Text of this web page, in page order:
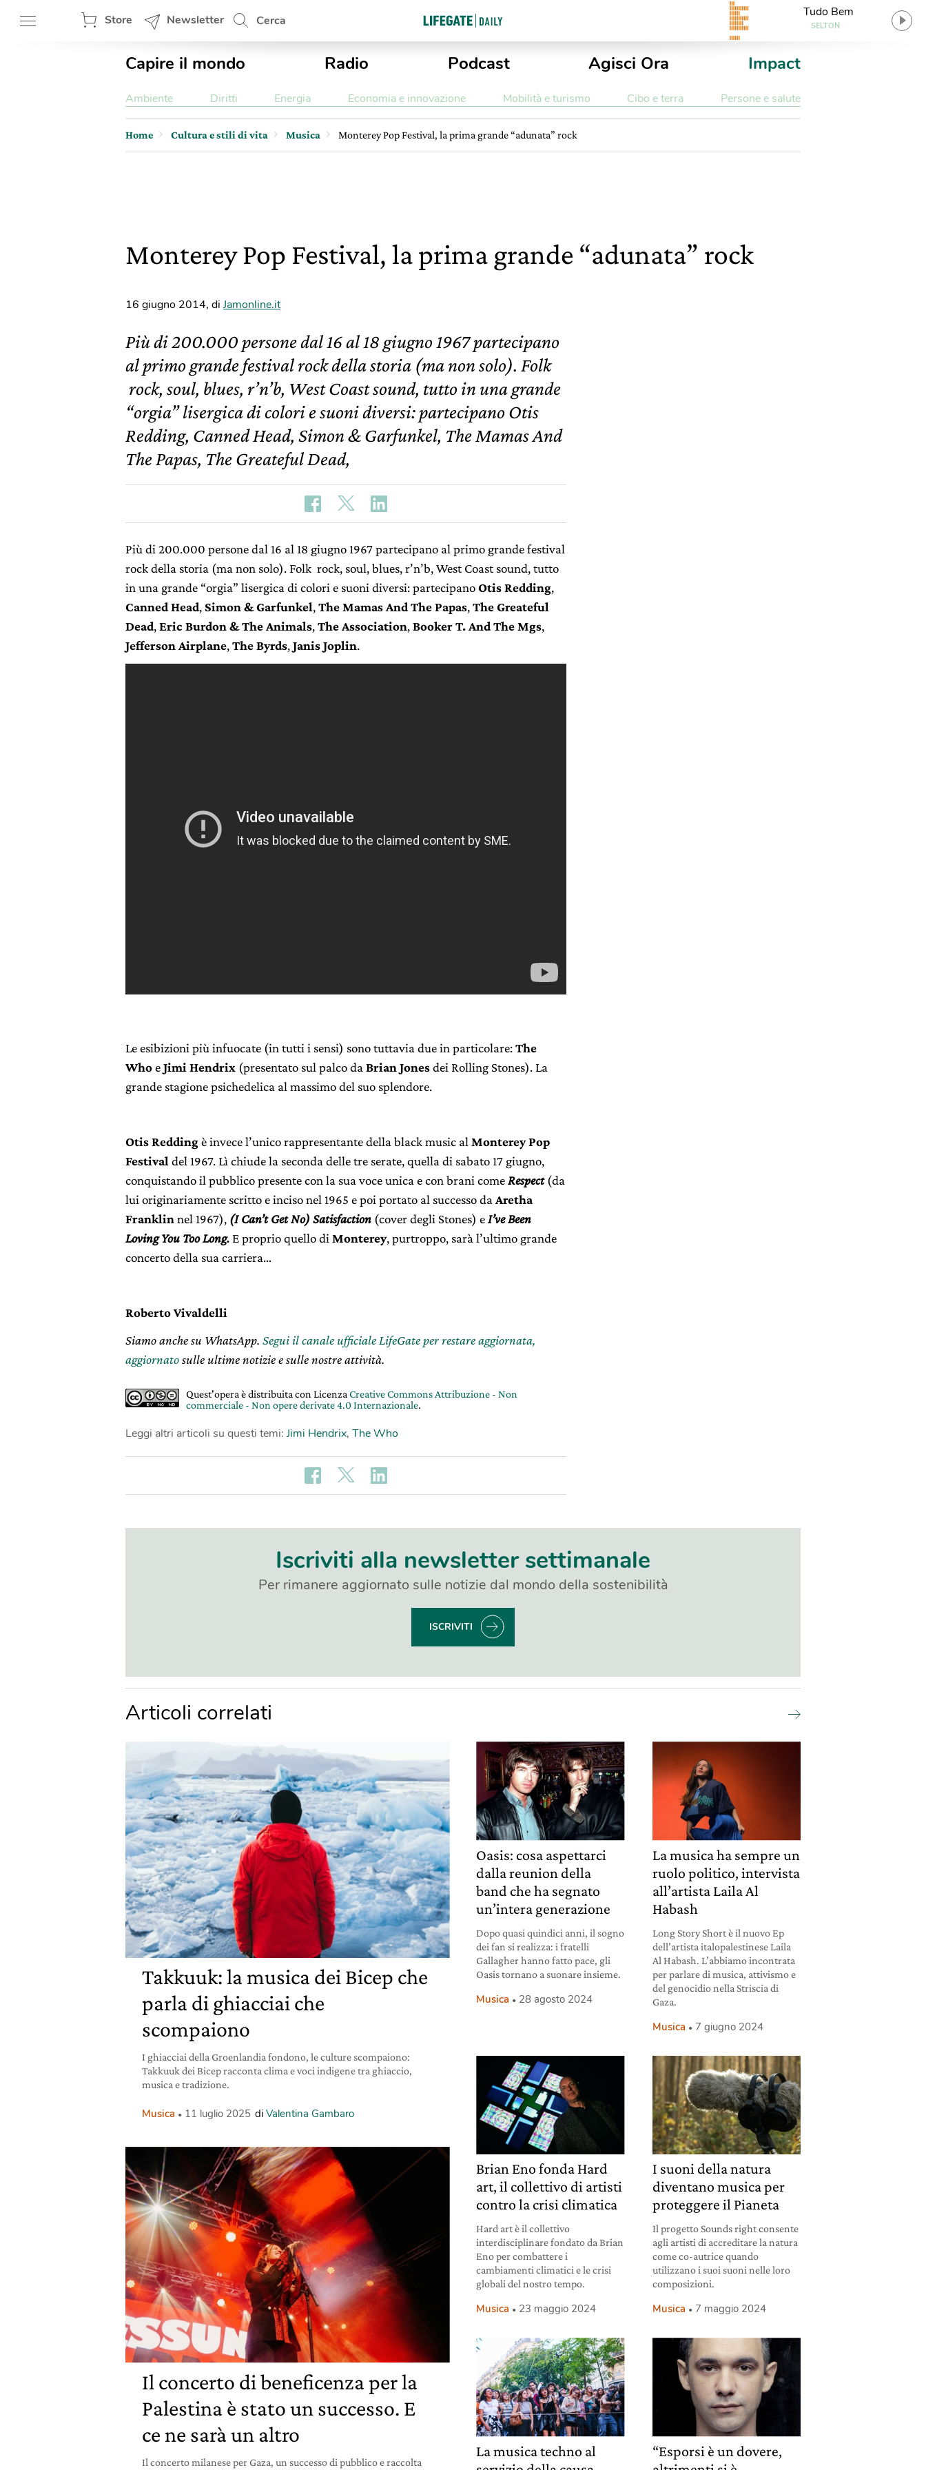
Store Newsletter Cerca
Tudo Bem
SELTON
Capire il mondo Radio Podcast Agisci Ora Impact
Ambiente Diritti Energia Economia e innovazione Mobilità e turismo Cibo e terra Persone e salute
Home Cultura e stili di vita Musica Monterey Pop Festival, la prima grande “adunata” rock
Monterey Pop Festival, la prima grande “adunata” rock
16 giugno 2014, di Jamonline.it
Più di 200.000 persone dal 16 al 18 giugno 1967 partecipano
al primo grande festival rock della storia (ma non solo). Folk
rock, soul, blues, r’n’b, West Coast sound, tutto in una grande
“orgia” lisergica di colori e suoni diversi: partecipano Otis
Redding, Canned Head, Simon & Garfunkel, The Mamas And
The Papas, The Greateful Dead,
Più di 200.000 persone dal 16 al 18 giugno 1967 partecipano al primo grande festival
rock della storia (ma non solo). Folk rock, soul, blues, r’n’b, West Coast sound, tutto
in una grande “orgia” lisergica di colori e suoni diversi: partecipanoOtis Redding,
Canned Head, Simon & Garfunkel,The Mamas And The Papas,The Greateful
Dead,Eric Burdon & The Animals,The Association,Booker T. And The Mgs,
Jefferson Airplane,The Byrds,Janis Joplin.
Le esibizioni più infuocate (in tutti i sensi) sono tuttavia due in particolare:The
WhoeJimi Hendrix (presentato sul palco da Brian Jonesdei Rolling Stones). La
grande stagione psichedelica al massimo del suo splendore.
Otis Reddingè invece l’unico rappresentante della black music al Monterey Pop
Festival del 1967. Lì chiude la seconda delle tre serate, quella di sabato 17 giugno,
conquistando il pubblico presente con la sua voce unica e con brani comeRespect (da
lui originariamente scritto e inciso nel 1965 e poi portato al successo da Aretha
Franklin nel 1967), (I Can’t Get No) Satisfaction (cover degli Stones) eI’ve Been
Loving You Too Long. E proprio quello di Monterey, purtroppo, sarà l’ultimo grande
concerto della sua carriera…
Roberto Vivaldelli
Siamo anche su WhatsApp. Segui il canale ufficiale LifeGate per restare aggiornata,
aggiornatosulle ultime notizie e sulle nostre attività.
Quest'opera è distribuita con Licenza Creative Commons Attribuzione - Non
commerciale - Non opere derivate 4.0 Internazionale.
Leggi altri articoli su questi temi: Jimi Hendrix, The Who
Iscriviti alla newsletter settimanale
Per rimanere aggiornato sulle notizie dal mondo della sostenibilità
ISCRIVITI
Articoli correlati
Takkuuk: la musica dei Bicep che
parla di ghiacciai che
scompaiono
I ghiacciai della Groenlandia fondono, le culture scompaiono:
Takkuuk dei Bicep racconta clima e voci indigene tra ghiaccio,
musica e tradizione.
Musica 11 luglio 2025 di Valentina Gambaro
Il concerto di beneficenza per la
Palestina è stato un successo. E
ce ne sarà un altro
Il concerto milanese per Gaza, un successo di pubblico e raccolta
Oasis: cosa aspettarci
dalla reunion della
band che ha segnato
un’intera generazione
Dopo quasi quindici anni, il sogno
dei fan si realizza: i fratelli
Gallagher hanno fatto pace, gli
Oasis tornano a suonare insieme.
Musica 28 agosto 2024
La musica ha sempre un
ruolo politico, intervista
all’artista Laila Al
Habash
Long Story Short è il nuovo Ep
dell’artista italopalestinese Laila
Al Habash. L’abbiamo incontrata
per parlare di musica, attivismo e
del genocidio nella Striscia di
Gaza.
Musica 7 giugno 2024
Brian Eno fonda Hard
art, il collettivo di artisti
contro la crisi climatica
Hard art è il collettivo
interdisciplinare fondato da Brian
Eno per combattere i
cambiamenti climatici e le crisi
globali del nostro tempo.
Musica 23 maggio 2024
I suoni della natura
diventano musica per
proteggere il Pianeta
Il progetto Sounds right consente
agli artisti di accreditare la natura
come co-autrice quando
utilizzano i suoi suoni nelle loro
composizioni.
Musica 7 maggio 2024
La musica techno al
“Esporsi è un dovere,